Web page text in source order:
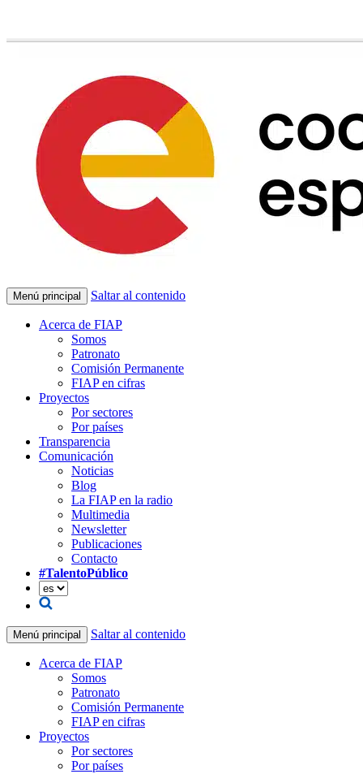
Menú principal Saltar al contenido
Acerca de FIAP
Somos
Patronato
Comisión Permanente
FIAP en cifras
Proyectos
Por sectores
Por países
Transparencia
Comunicación
Noticias
Blog
La FIAP en la radio
Multimedia
Newsletter
Publicaciones
Contacto
#TalentoPúblico
Menú principal Saltar al contenido
Acerca de FIAP
Somos
Patronato
Comisión Permanente
FIAP en cifras
Proyectos
Por sectores
Por países